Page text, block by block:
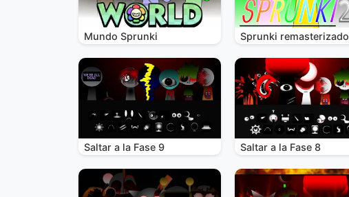
Mundo Sprunki Sprunki remasterizado
Saltar a la Fase 9 Saltar a la Fase 8